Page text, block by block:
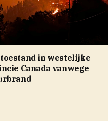
in westelijke
Canada vanwege